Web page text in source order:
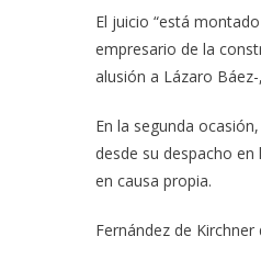
El juicio “está
empresario de la
alusión a Lázaro
En la segunda
desde su despacho
en causa propia.
Fernández de